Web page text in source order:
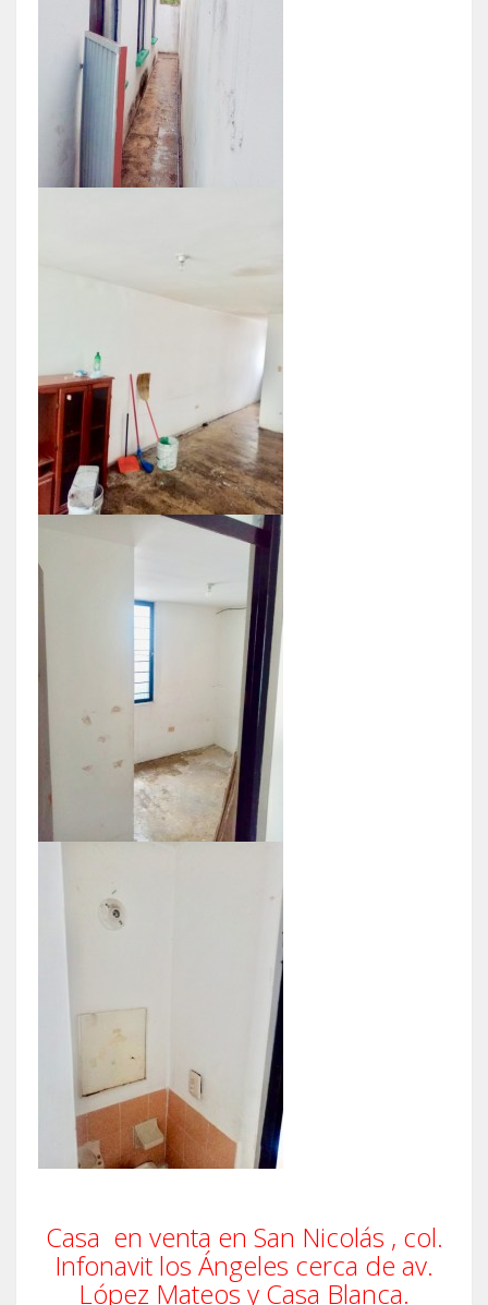
Casa en venta en San Nicolás , col.
Infonavit los Ángeles cerca de av.
López Mateos y Casa Blanca.